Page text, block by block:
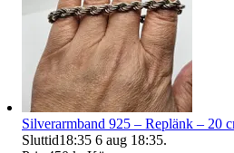
Silverarmband 925 – Replänk – 20
Sluttid18:35 6 aug 18:35.